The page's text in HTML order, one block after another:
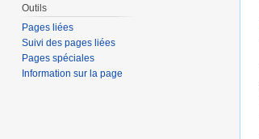
Outils
Pages liées
Suivi des pages liées
Pages spéciales
Information sur la page